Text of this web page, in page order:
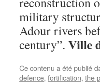
military
Adour rivers
century”. Ville
Ce contenu a été publié
defence, fortification, the